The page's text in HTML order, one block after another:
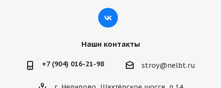
Наши контакты
+7 (904) 016-21-98 stroy@nelbt.ru